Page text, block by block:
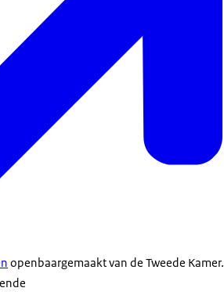
openbaargemaakt van de Tweede Kamer.